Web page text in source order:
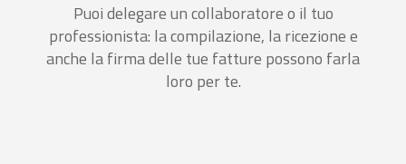
Puoi delegare un collaboratore o il tuo
professionista: la compilazione, la ricezione e
anche la firma delle tue fatture possono farla
loro per te.